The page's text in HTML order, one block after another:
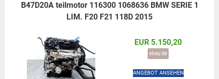
B47D20A teilmotor 116300 1068636 BMW SERIE 1
LIM. F20 F21 118D 2015
EUR 5.150,20
ebay.de
ANGEBOT ANSEHEN